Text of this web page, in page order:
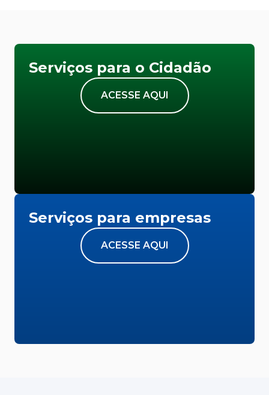
Serviços para o Cidadão
ACESSE AQUI
Serviços para empresas
ACESSE AQUI